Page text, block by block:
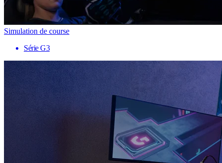
Simulation de course
Série G3